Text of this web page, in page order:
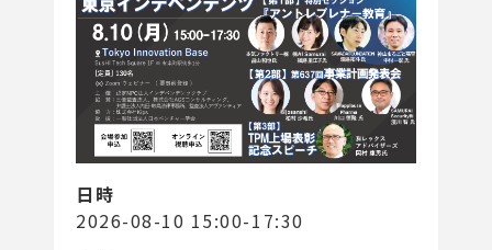
日時
2026-08-10 15:00-17:30